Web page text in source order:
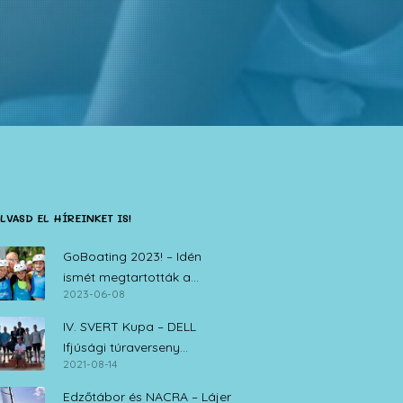
EL HÍREINKET IS!
GoBoating 2023! – Idén
ismét megtartották a
vitorlás iskolák nyílt napját
2023-06-08
IV. SVERT Kupa – DELL
Ifjúsági túraverseny
Zamárdi, 2021. augusztus 14.
2021-08-14
Edzőtábor és NACRA – Lájer